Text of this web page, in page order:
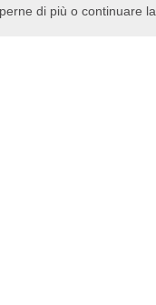
di più o continuare la